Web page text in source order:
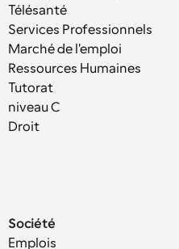
Télésanté
Services Professionnels
Marché de l'emploi
Ressources Humaines
Tutorat
niveau C
Droit
Société
Emplois